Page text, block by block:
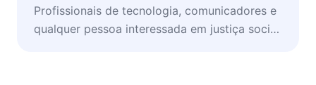
Profissionais de tecnologia, comunicadores e
qualquer pessoa interessada em justiça social